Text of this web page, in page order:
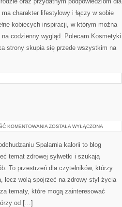
charakter lifestylowy i łączy w sobie
kobiecych inspiracji, w którym można
codzienny wygląd. Polecam Kosmetyki
strony skupia się przede wszystkim na
KOMENTOWANIA METODY
ZOSTAŁA WYŁĄCZONA
Spalarnia kalorii to blog
temat zdrowej sylwetki i szukają
To przestrzeń dla czytelników, którzy
lecz wolą spojrzeć na zdrowy styl życia
tematy, które mogą zainteresować
od […]